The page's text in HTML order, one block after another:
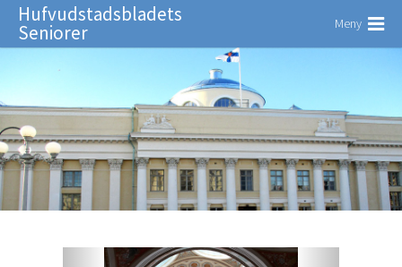
Hufvudstadsbladets
Seniorer Meny